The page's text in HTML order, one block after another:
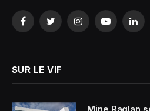
FacebookTwitterInstagramYouTube
SUR LE VIF